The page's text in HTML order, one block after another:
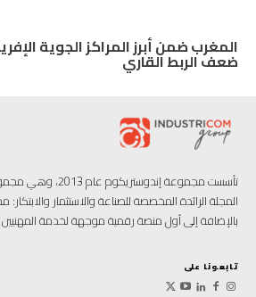
المغرب ضمن أبرز المراكز الجوية
ضعف الربط القاري
تأسست مجموعة
المجلة الرائدة المخصصة للصناعة والاستثمار
بالإضافة إلى أول منصة رقمية موجهة لخدمة
تابعونا على